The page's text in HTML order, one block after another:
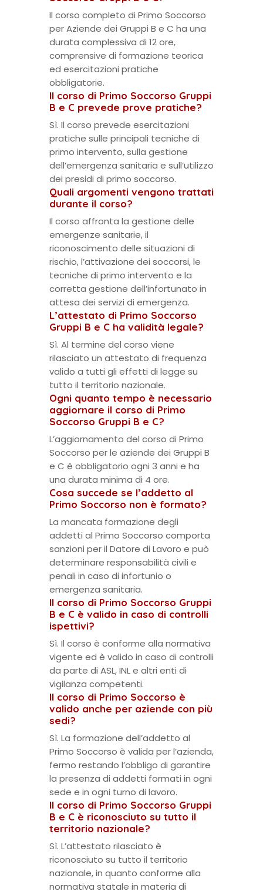
Il corso completo di Primo Soccorso
per Aziende dei Gruppi B e C ha una
durata complessiva di 12 ore,
comprensive di formazione teorica
ed esercitazioni pratiche
obbligatorie.
Il corso di Primo Soccorso Gruppi
B e C prevede prove pratiche?
Sì. Il corso prevede esercitazioni
pratiche sulle principali tecniche di
primo intervento, sulla gestione
dell’emergenza sanitaria e sull’utilizzo
dei presidi di primo soccorso.
Quali argomenti vengono trattati
durante il corso?
Il corso affronta la gestione delle
emergenze sanitarie, il
riconoscimento delle situazioni di
rischio, l’attivazione dei soccorsi, le
tecniche di primo intervento e la
corretta gestione dell’infortunato in
attesa dei servizi di emergenza.
L’attestato di Primo Soccorso
Gruppi B e C ha validità legale?
Sì. Al termine del corso viene
rilasciato un attestato di frequenza
valido a tutti gli effetti di legge su
tutto il territorio nazionale.
Ogni quanto tempo è necessario
aggiornare il corso di Primo
Soccorso Gruppi B e C?
L’aggiornamento del corso di Primo
Soccorso per le aziende dei Gruppi B
e C è obbligatorio ogni 3 anni e ha
una durata minima di 4 ore.
Cosa succede se l’addetto al
Primo Soccorso non è formato?
La mancata formazione degli
addetti al Primo Soccorso comporta
sanzioni per il Datore di Lavoro e può
determinare responsabilità civili e
penali in caso di infortunio o
emergenza sanitaria.
Il corso di Primo Soccorso Gruppi
B e C è valido in caso di controlli
ispettivi?
Sì. Il corso è conforme alla normativa
vigente ed è valido in caso di controlli
da parte di ASL, INL e altri enti di
vigilanza competenti.
Il corso di Primo Soccorso è
valido anche per aziende con più
sedi?
Sì. La formazione dell’addetto al
Primo Soccorso è valida per l’azienda,
fermo restando l’obbligo di garantire
la presenza di addetti formati in ogni
sede e in ogni turno di lavoro.
Il corso di Primo Soccorso Gruppi
B e C è riconosciuto su tutto il
territorio nazionale?
Sì. L’attestato rilasciato è
riconosciuto su tutto il territorio
nazionale, in quanto conforme alla
normativa statale in materia di